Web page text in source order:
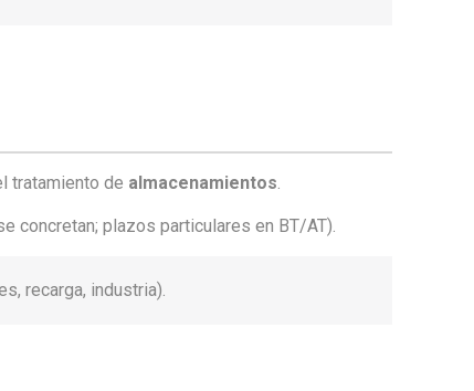
tratamiento de almacenamientos.
concretan; plazos particulares en BT/AT).
recarga, industria).